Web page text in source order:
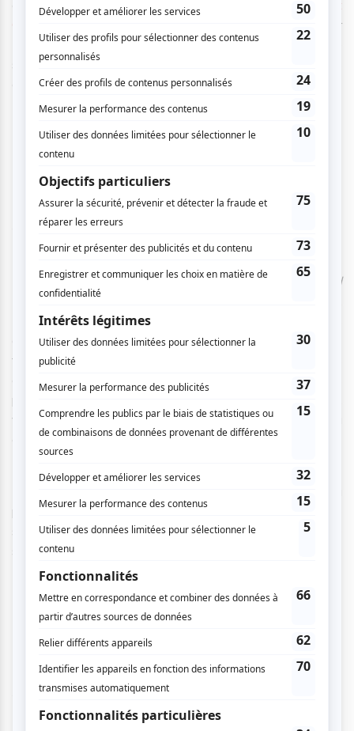
en plus aussi du jazz vocal. De
(Robert
) en passant par
Ménilmontant(Charles Trenet) et autres reprises, la soirée
s’annonce riche et parfaite pour les nostalgiques des
grandes chansons.
Pour en savoir plus sur le spectacle,c'est par ici.
Eddy de Pretto - 20 juin
Salle Wilfrid-Pelletier, Place des Arts
Eddy de Prettoviendra de son côté lancerCRASH
CŒUR, son tout nouvel album qu’il qualifie d’album d’amour.
L’artiste qui avait déjà habitués ses auditeurs et auditrices
à des textes aux paroles poignantes rejoignant des
thèmes d’actualité revient avec des sonorités R&B
combinées à des textes à la fois crus et écorchés. Vous
vos sœurs et frères ou avec votre compagne ou
compagnon.
possession de la Salle Wilfrid-Pelletier le 20 juin pour une
soirée où il transmettra son énergie et sa fougue pour une
soirée avec «
Découvrez-en plus sur le concertici.
Société des arts technologiques [SAT]